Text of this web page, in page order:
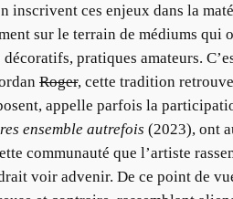
inscrivent ces enjeux dans la
sur le terrain de médiums
pratiques amateurs.
Roger, cette tradition
appelle parfois la
ensemble autrefois (2023), ont
communauté que l’artiste
voir advenir. De ce point de